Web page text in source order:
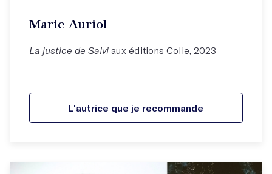
Marie Auriol
La justice de Salvi aux éditions Colie, 2023
L'autrice que je recommande